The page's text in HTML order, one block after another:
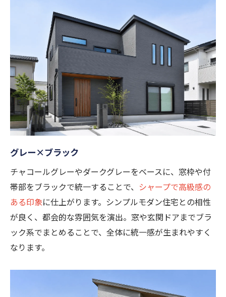
グレー×ブラック
チャコールグレーやダークグレーをベースに、窓枠や付
帯部をブラックで統一することで、 シャープで高級感の
ある印象に仕上がります。シンプルモダン住宅との相性
が良く、都会的な雰囲気を演出。窓や玄関ドアまでブラ
ック系でまとめることで、全体に統一感が生まれやすく
なります。